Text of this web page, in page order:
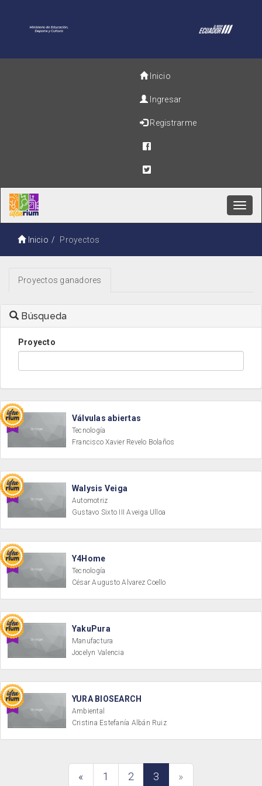
Inicio
Ingresar
Registrarme
Inicio Proyectos
Proyectos ganadores
Búsqueda
Proyecto
Válvulas abiertas
Tecnología
Francisco Xavier Revelo Bolaños
Walysis Veiga
Automotriz
Gustavo Sixto III Aveiga Ulloa
Y4Home
Tecnología
César Augusto Alvarez Coello
YakuPura
Manufactura
Jocelyn Valencia
YURA BIOSEARCH
Ambiental
Cristina Estefanía Albán Ruiz
« 1 2 3 »